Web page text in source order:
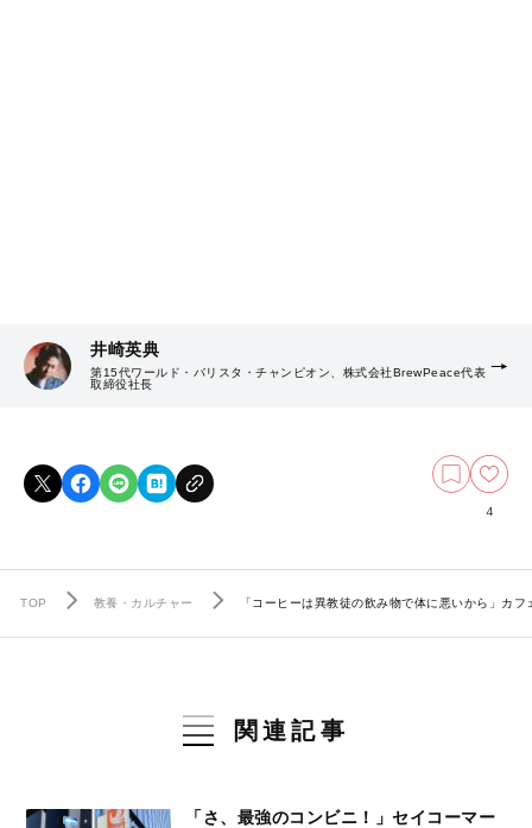
井崎英典
第15代ワールド・バリスタ・チャンピオン、株式会社BrewPeace代表
取締役社長
4
TOP 教養・カルチャー 「コーヒーは異教徒の飲み物で体に悪いから」カ
関連記事
「さ、最強のコンビニ！」セイコーマー